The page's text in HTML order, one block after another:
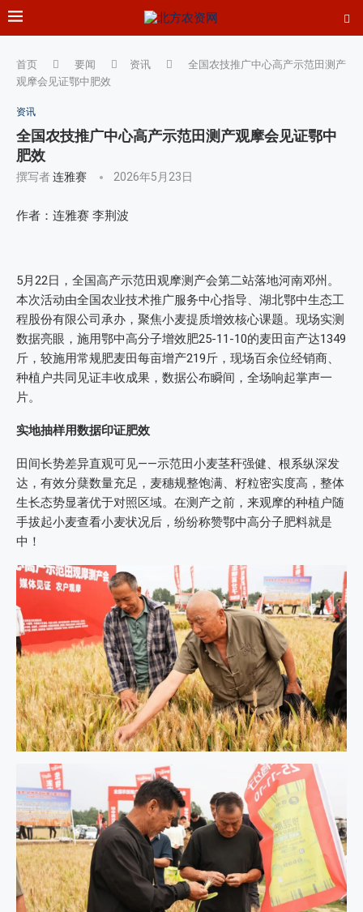
首页 要闻 资讯
全国农技推广中心高产示范田测产
观摩会见证鄂中肥效
资讯
全国农技推广中心高产示范田测产观摩会见证鄂中
肥效
撰写者连雅赛 2026年5月23日
作者：连雅赛 李荆波
5月22日，全国高产示范田观摩测产会第二站落地河南邓州。
本次活动由全国农业技术推广服务中心指导、湖北鄂中生态工
程股份有限公司承办，聚焦小麦提质增效核心课题。现场实测
数据亮眼，施用鄂中高分子增效肥25-11-10的麦田亩产达1349
斤，较施用常规肥麦田每亩增产219斤，现场百余位经销商、
种植户共同见证丰收成果，数据公布瞬间，全场响起掌声一
片。
实地抽样用数据印证肥效
田间长势差异直观可见——示范田小麦茎秆强健、根系纵深发
达，有效分蘖数量充足，麦穗规整饱满、籽粒密实度高，整体
生长态势显著优于对照区域。在测产之前，来观摩的种植户随
手拔起小麦查看小麦状况后，纷纷称赞鄂中高分子肥料就是
中！